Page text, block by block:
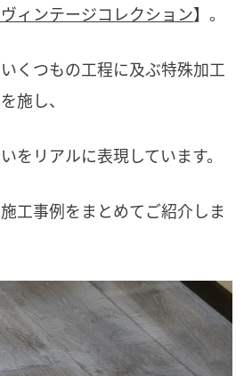
ィンテージコレクション】。
くつもの工程に及ぶ特殊加工
施し、
をリアルに表現しています。
工事例をまとめてご紹介しま